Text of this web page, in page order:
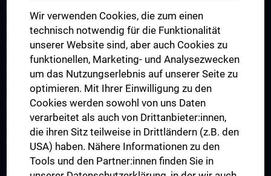
Flagship Projekte
Unsere Partnerinstitutionen
CCII-Jahresberichte
Events
Contact
Wir verwenden Cookies, die zum einen
technisch notwendig für die Funktionalität
unserer Website sind, aber auch Cookies zu
funktionellen, Marketing- und Analysezwecken
um das Nutzungserlebnis auf unserer Seite zu
optimieren. Mit Ihrer Einwilligung zu den
Cookies werden sowohl von uns Daten
verarbeitet als auch von Drittanbieter:innen,
die ihren Sitz teilweise in Drittländern (z.B. den
USA) haben. Nähere Informationen zu den
Tools und den Partner:innen finden Sie in